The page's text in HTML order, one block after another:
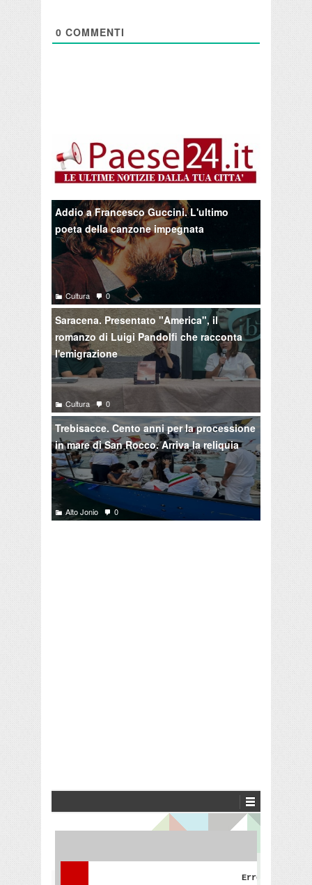
0 COMMENTI
Addio a Francesco Guccini. L'ultimo
poeta della canzone impegnata
Cultura 0
Saracena. Presentato "America", il
romanzo di Luigi Pandolfi che racconta
l'emigrazione
Cultura 0
Trebisacce. Cento anni per la processione
in mare di San Rocco. Arriva la reliquia
Alto Jonio 0